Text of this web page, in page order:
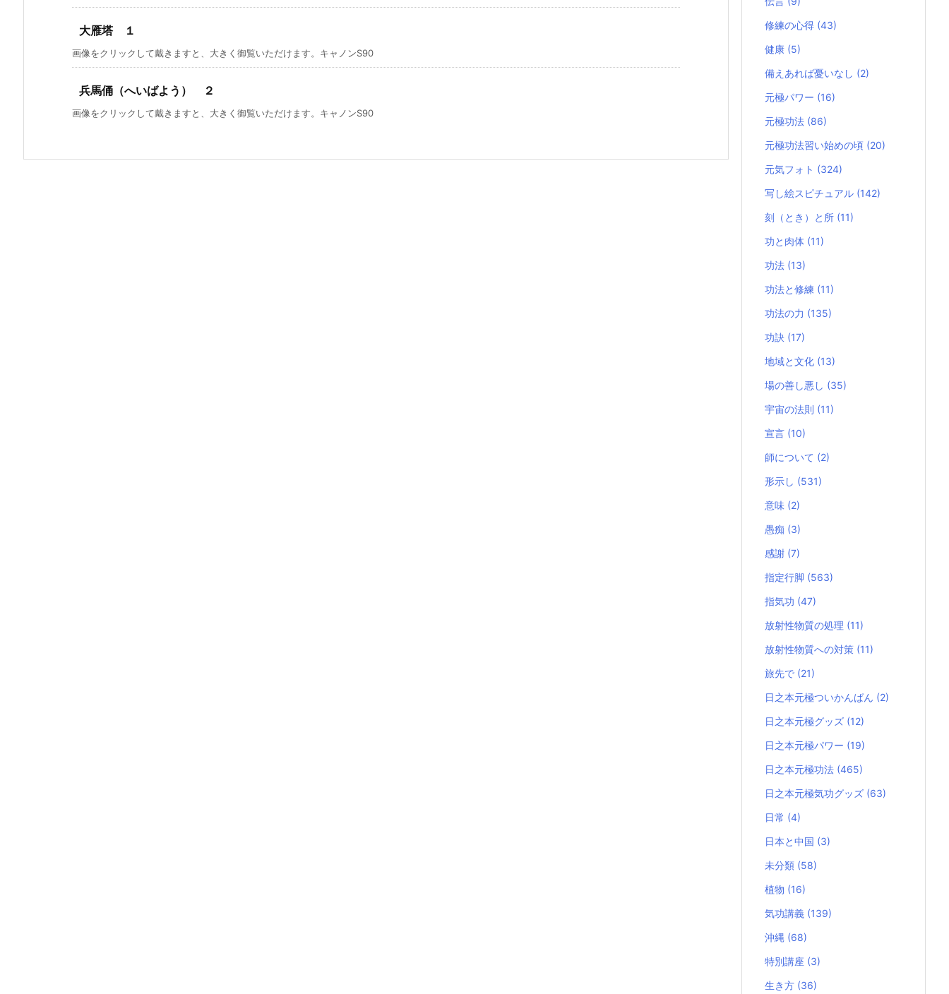
大雁塔 １
画像をクリックして戴きますと、大きく御覧いただけます。キャノンS90
兵馬俑（へいばよう） ２
画像をクリックして戴きますと、大きく御覧いただけます。キャノンS90
修練の心得 (43)
健康 (5)
備えあれば憂いなし (2)
元極パワー (16)
元極功法 (86)
元極功法習い始めの頃 (20)
元気フォト (324)
写し絵スピチュアル (142)
刻（とき）と所 (11)
功と肉体 (11)
功法 (13)
功法と修練 (11)
功法の力 (135)
功訣 (17)
地域と文化 (13)
場の善し悪し (35)
宇宙の法則 (11)
宣言 (10)
師について (2)
形示し (531)
意味 (2)
愚痴 (3)
感謝 (7)
指定行脚 (563)
指気功 (47)
放射性物質の処理 (11)
放射性物質への対策 (11)
旅先で (21)
日之本元極ついかんばん (2)
日之本元極グッズ (12)
日之本元極パワー (19)
日之本元極功法 (465)
日之本元極気功グッズ (63)
日常 (4)
日本と中国 (3)
未分類 (58)
植物 (16)
気功講義 (139)
沖縄 (68)
特別講座 (3)
生き方 (36)